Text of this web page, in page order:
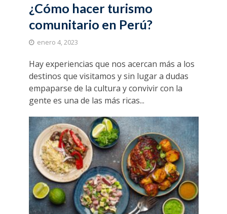
¿Cómo hacer turismo
comunitario en Perú?
enero 4, 2023
Hay experiencias que nos acercan más a los
destinos que visitamos y sin lugar a dudas
empaparse de la cultura y convivir con la
gente es una de las más ricas...